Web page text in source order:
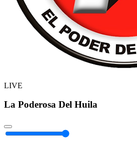
LIVE
La Poderosa Del Huila